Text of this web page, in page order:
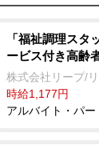
「福祉調理スタ
ービス付き高齢
株式会社リープ/
時給1,177円
アルバイト・パ